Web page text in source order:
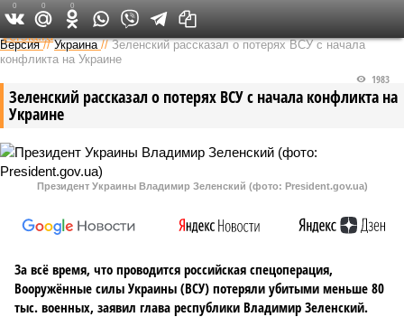
Федеральный выпуск
Версия //Украина //Зеленский рассказал о потерях ВСУ с начала
конфликта на Украине
Зеленский рассказал о потерях ВСУ с начала конфликта на
Украине
1983
Президент Украины Владимир Зеленский (фото: President.gov.ua)
За всё время, что проводится российская спецоперация,
Вооружённые силы Украины (ВСУ) потеряли убитыми меньше 80
тыс. военных, заявил глава республики Владимир Зеленский.
0 0 0